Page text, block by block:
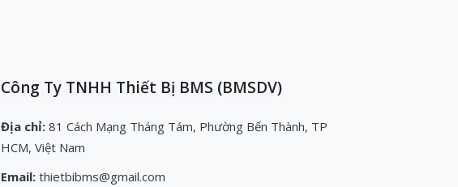
Công Ty TNHH Thiết Bị BMS (BMSDV)
Địa chỉ: 81 Cách Mạng Tháng Tám, Phường Bến Thành, TP
HCM, Việt Nam
Email: thietbibms@gmail.com